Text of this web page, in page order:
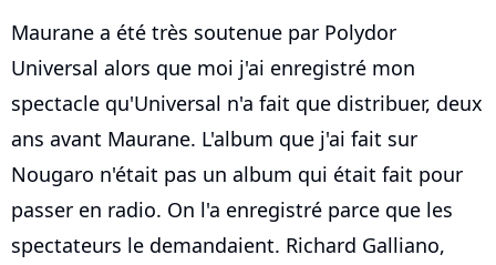
Maurane a été très soutenue par Polydor
Universal alors que moi j'ai enregistré mon
spectacle qu'Universal n'a fait que distribuer, deux
ans avant Maurane. L'album que j'ai fait sur
Nougaro n'était pas un album qui était fait pour
passer en radio. On l'a enregistré parce que les
spectateurs le demandaient. Richard Galliano,